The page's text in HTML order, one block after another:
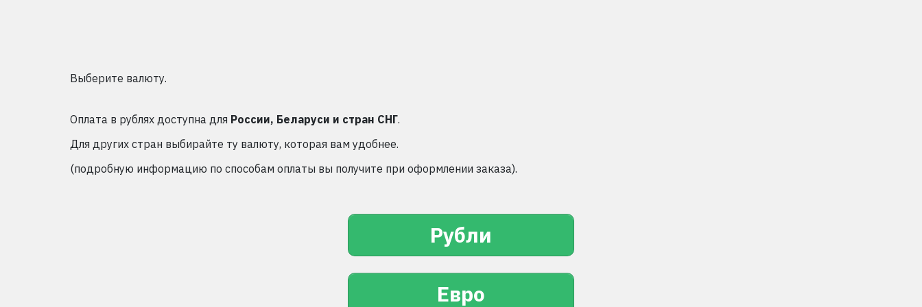
Выберите валюту.
Оплата в рублях доступна для России, Беларуси и стран СНГ.
Для других стран выбирайте ту валюту, которая вам удобнее.
(подробную информацию по способам оплаты вы получите при оформлении заказа).
Рубли
Евро